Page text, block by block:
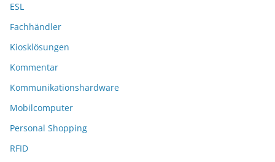
ESL
Fachhändler
Kiosklösungen
Kommentar
Kommunikationshardware
Mobilcomputer
Personal Shopping
RFID